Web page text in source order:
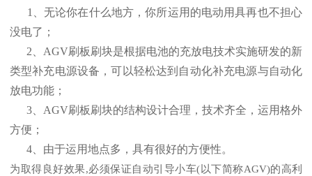
1、无论你在什么地方，你所运用的电动用具再也不担心
没电了；
2、AGV刷板刷块是根据电池的充放电技术实施研发的新
类型补充电源设备，可以轻松达到自动化补充电源与自动化
放电功能；
3、AGV刷板刷块的结构设计合理，技术齐全，运用格外
方便；
4、由于运用地点多，具有很好的方便性。
为取得良好效果,必须保证自动引导小车(以下简称AGV)的高利